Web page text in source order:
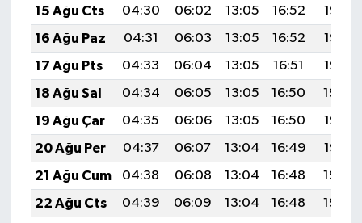
15 Ağu Cts
04:30 06:02 13:05 16:52
19:58
16 Ağu Paz
04:31 06:03 13:05 16:52
19:57
17 Ağu Pts
04:33 06:04 13:05 16:51
19:56
18 Ağu Sal
04:34 06:05 13:05 16:50
19:54
19 Ağu Çar
04:35 06:06 13:05 16:50
19:53
20 Ağu Per
04:37 06:07 13:04 16:49
19:52
21 Ağu Cum
04:38 06:08 13:04 16:48
19:50
22 Ağu Cts
04:39 06:09 13:04 16:48
19:49